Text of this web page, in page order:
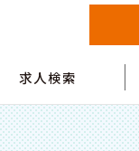
求人検索